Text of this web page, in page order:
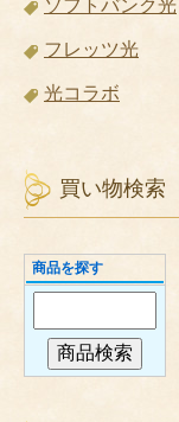
ソフトバンク光
フレッツ光
光コラボ
買い物検索
商品を探す